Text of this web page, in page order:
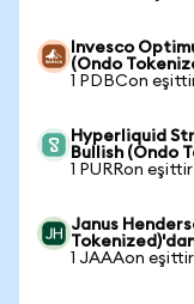
Invesco
(Ondo
1 PDBCon
Hyperliquid
Bullish (Ondo
1 PURRon
Janus
1 JAAAon